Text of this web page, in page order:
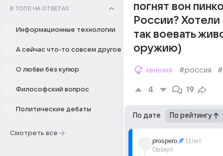
В ТОПЕ НА ОТВЕТАХ
Информационные технологии
А сейчас что-то совсем другое
О любви без купюр
Философский вопрос
Политические дебаты
Смотреть все
погнят вон
России?
так воевать
оружию)
мнения #россия
4 19
По дате По рейтингу
prospero
Оракул
11лет